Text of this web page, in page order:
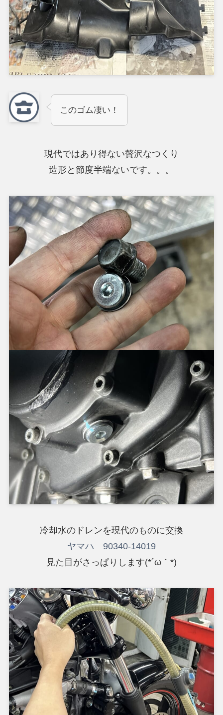
このゴム凄い！
現代ではあり得ない贅沢なつくり
造形と節度半端ないです。。。
冷却水のドレンを現代のものに交換
ヤマハ 90340-14019
見た目がさっぱりします(*´ω｀*)